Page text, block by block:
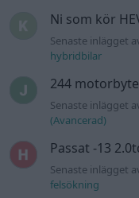
Ni som kör
Senaste inlägget
hybridbilar
244
Senaste inlägget
(Avancerad)
Passat -13
Senaste inlägget
felsökning